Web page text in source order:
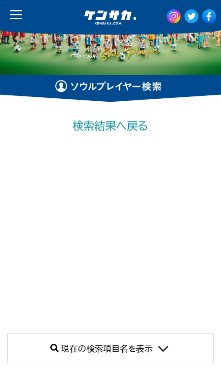
検索結果へ戻る
現在の検索項目名を表示